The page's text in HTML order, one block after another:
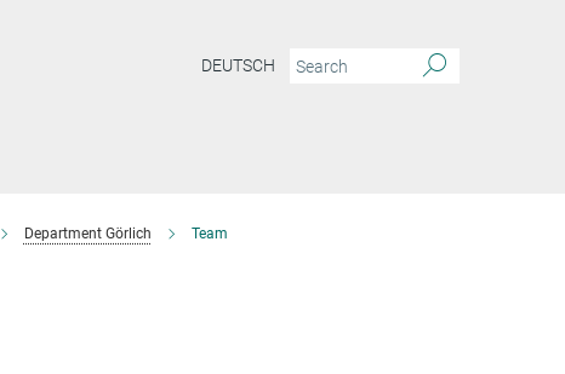
DEUTSCH
Department Görlich Team